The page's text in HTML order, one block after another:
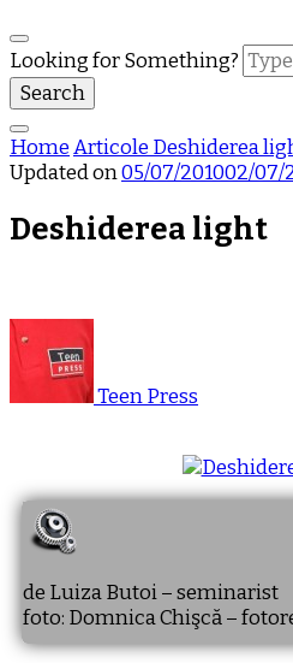
Looking for Something?
HomeArticole Deshiderea
Updated on05/07/201002/07/
Deshiderea light
Teen Press
de Luiza Butoi – seminarist
foto: Domnica Chişcă –